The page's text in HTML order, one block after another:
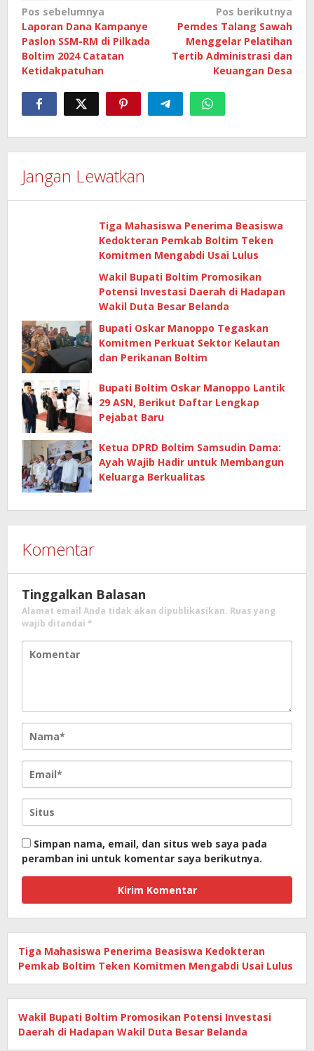
Navigasi
pos
Pos sebelumnya
Laporan Dana Kampanye
Paslon SSM-RM di Pilkada
Boltim 2024 Catatan
Ketidakpatuhan
Pos berikutnya
Pemdes Talang Sawah
Menggelar Pelatihan
Tertib Administrasi dan
Keuangan Desa
Jangan Lewatkan
Tiga Mahasiswa Penerima Beasiswa
Kedokteran Pemkab Boltim Teken
Komitmen Mengabdi Usai Lulus
Wakil Bupati Boltim Promosikan
Potensi Investasi Daerah di Hadapan
Wakil Duta Besar Belanda
Bupati Oskar Manoppo Tegaskan
Komitmen Perkuat Sektor Kelautan
dan Perikanan Boltim
Bupati Boltim Oskar Manoppo Lantik
29 ASN, Berikut Daftar Lengkap
Pejabat Baru
Ketua DPRD Boltim Samsudin Dama:
Ayah Wajib Hadir untuk Membangun
Keluarga Berkualitas
Komentar
Tinggalkan Balasan
Alamat email Anda tidak akan dipublikasikan. Ruas yang
wajib ditandai *
Simpan nama, email, dan situs web saya pada
peramban ini untuk komentar saya berikutnya.
Tiga Mahasiswa Penerima Beasiswa Kedokteran
Pemkab Boltim Teken Komitmen Mengabdi Usai Lulus
Wakil Bupati Boltim Promosikan Potensi Investasi
Daerah di Hadapan Wakil Duta Besar Belanda